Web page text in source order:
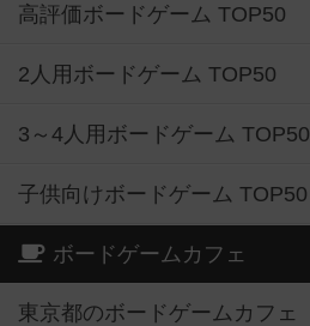
高評価ボードゲーム TOP50
2人用ボードゲーム TOP50
3～4人用ボードゲーム TOP50
子供向けボードゲーム TOP50
ボードゲームカフェ
東京都のボードゲームカフェ